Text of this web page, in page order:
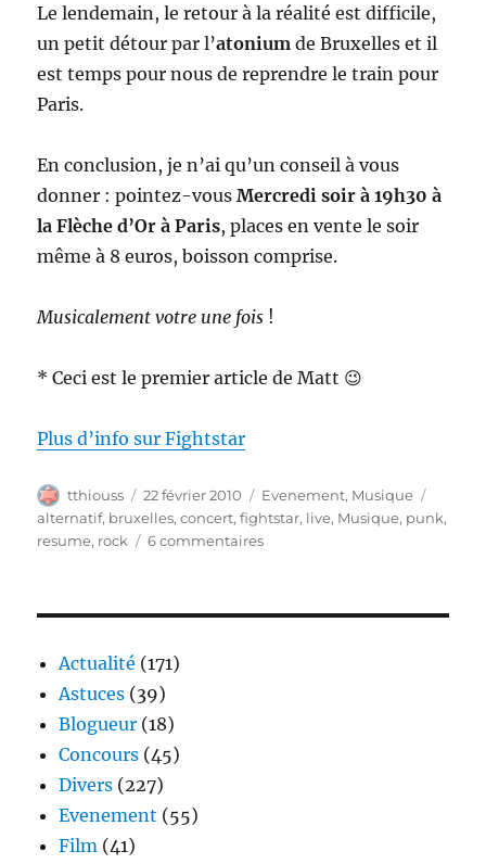
Le lendemain, le retour à la réalité est difficile,
un petit détour par l’atonium de Bruxelles et il
est temps pour nous de reprendre le train pour
Paris.
En conclusion, je n’ai qu’un conseil à vous
donner : pointez-vousMercredi soir à 19h30 à
la Flèche d’Or à Paris, places en vente le soir
même à 8 euros, boisson comprise.
Musicalement votre une fois !
* Ceci est le premier article de Matt 😉
Plus d’info sur Fightstar
Auteur
tthiouss
Publié
le
22 février 2010 Catégories
Evenement, Musique
alternatif, bruxelles,concert,fightstar, live, Musique, punk,
resume, rock 6 commentairessur
Actualité (171)
Astuces (39)
Blogueur (18)
Concours (45)
Divers (227)
Evenement (55)
Film (41)